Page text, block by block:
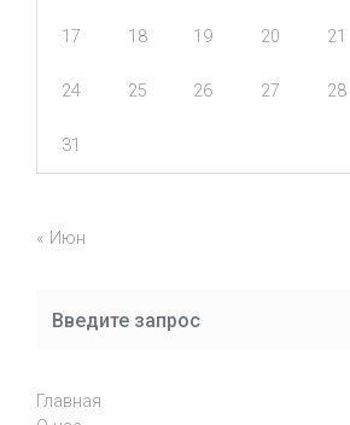
17 18 19 20 21
24 25 26 27 28
31
« Июн
Главная